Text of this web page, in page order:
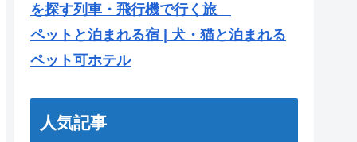
を探す列車・飛行機で行く旅
ペットと泊まれる宿 | 犬・猫と泊まれる
ペット可ホテル
人気記事